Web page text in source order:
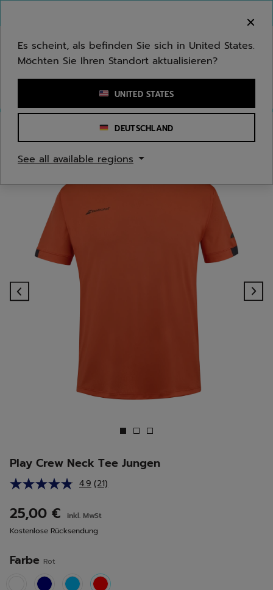
Stichwort oder Artikelnummer eingeben
Play Crew Neck Tee Jungen
4.9 21
Link
auf
derselben
(21)
25,00 €
inkl. MwSt
Kostenlose Rücksendung
Farbe Rot
Es scheint, als befinden Sie sich in United States.
Möchten Sie Ihren Standort aktualisieren?
UNITED STATES
DEUTSCHLAND
See all available regions